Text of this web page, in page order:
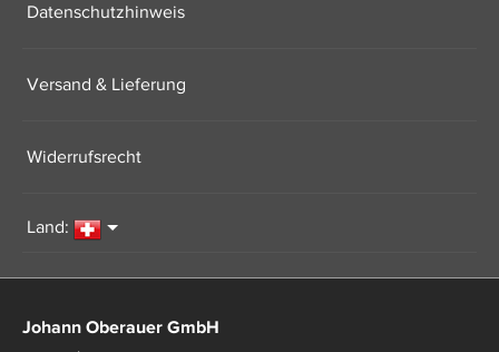
Datenschutzhinweis
Versand & Lieferung
Widerrufsrecht
Land:
Johann Oberauer GmbH